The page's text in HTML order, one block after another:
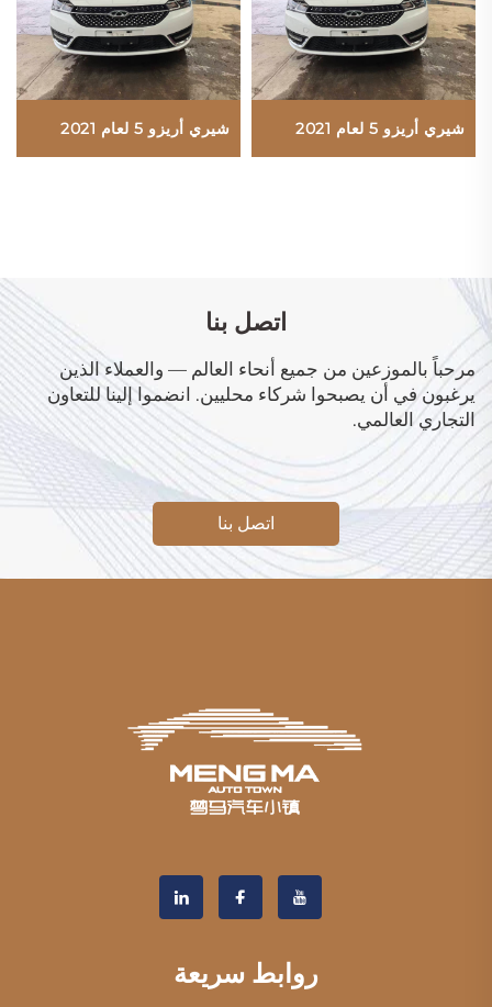
شيري أريزو 5 لعام 2021 شيري أريزو 5 لعام 2021
اتصل بنا
مرحباً بالموزعين من جميع أنحاء العالم — والعملاء الذين
يرغبون في أن يصبحوا شركاء محليين. انضموا إلينا للتعاون
التجاري العالمي.
اتصل بنا
روابط سريعة